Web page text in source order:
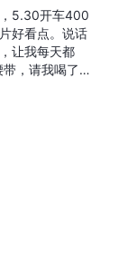
5.30开车400
好看点。说话
让我每天都
带，请我喝了…